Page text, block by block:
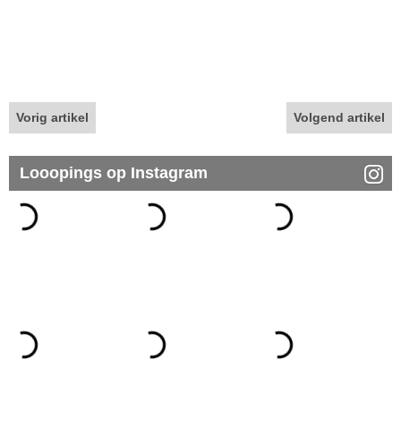
Vorig artikel Volgend artikel
Looopings op Instagram